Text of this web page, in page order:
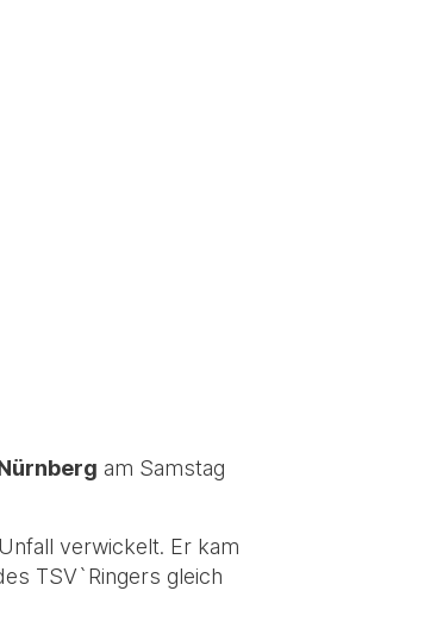
am Samstag
verwickelt. Er kam
TSV`Ringers gleich